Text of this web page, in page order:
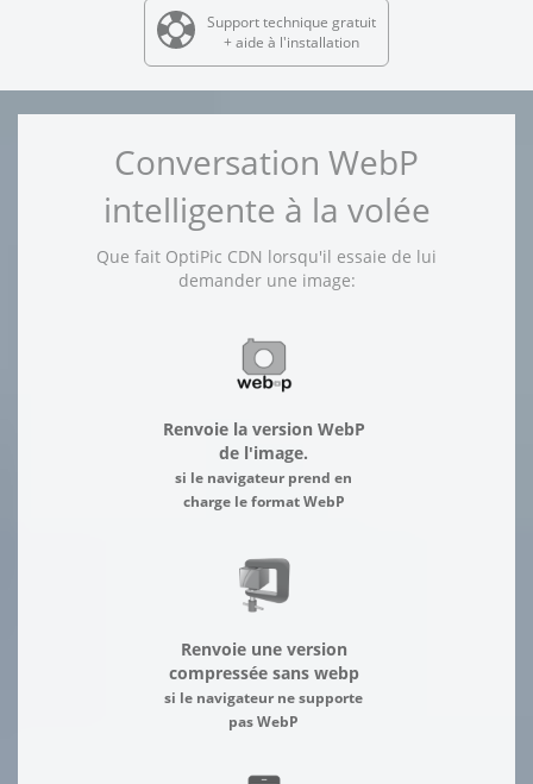
Support technique gratuit
+ aide à l'installation
Conversation WebP
intelligente à la volée
Que fait OptiPic CDN lorsqu'il essaie de lui
demander une image:
Renvoie la version WebP
de l'image.
si le navigateur prend en
charge le format WebP
Renvoie une version
compressée sans webp
si le navigateur ne supporte
pas WebP